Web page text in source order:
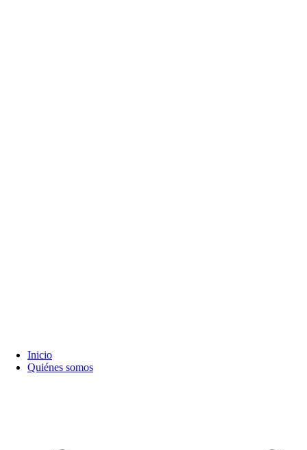
Inicio
Quiénes somos